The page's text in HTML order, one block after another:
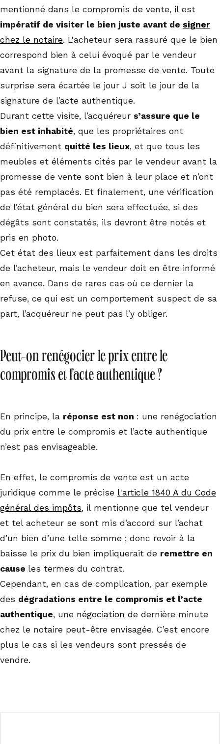
mentionné dans le compromis de vente, il est
impératif de visiter le bien juste avant de signer
chez le notaire. L'acheteur sera rassuré que le bien
correspond bien à celui évoqué par le vendeur
avant la signature de la promesse de vente. Toute
surprise sera écartée le jour J soit le jour de la
signature de l’acte authentique.
Durant cette visite, l’acquéreur s’assure que le
bien est inhabité, que les propriétaires ont
définitivement quitté les lieux, et que tous les
meubles et éléments cités par le vendeur avant la
promesse de vente sont bien à leur place et n’ont
pas été remplacés. Et finalement, une vérification
de l’état général du bien sera effectuée, si des
dégâts sont constatés, ils devront être notés et
pris en photo.
Cet état des lieux est parfaitement dans les droits
de l’acheteur, mais le vendeur doit en être informé
en avance. Dans de rares cas où ce dernier la
refuse, ce qui est un comportement suspect de sa
part, l’acquéreur ne peut pas l’y obliger.
Peut-on renégocier le prix entre le
compromis et l’acte authentique ?
En principe, la réponse est non : une renégociation
du prix entre le compromis et l’acte authentique
n’est pas envisageable.
En effet, le compromis de vente est un acte
juridique comme le précise l'article 1840 A du Code
général des impôts, il mentionne que tel vendeur
et tel acheteur se sont mis d’accord sur l’achat
d’un bien d’une telle somme ; donc revoir à la
baisse le prix du bien impliquerait de remettre en
cause les termes du contrat.
Cependant, en cas de complication, par exemple
des dégradations entre le compromis et l’acte
authentique, une négociation de dernière minute
chez le notaire peut-être envisagée. C’est encore
plus le cas si les vendeurs sont pressés de
vendre.